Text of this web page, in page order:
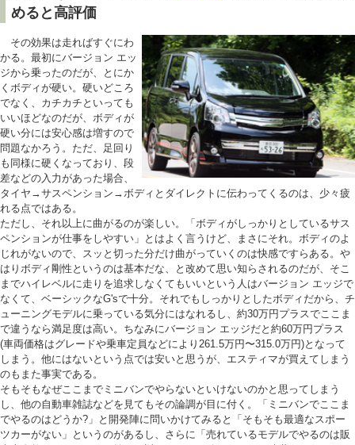
めると高評価
その効果は走ればすぐにわ
かる。最初にバージョン エッ
ジから乗ったのだが、とにか
くボディが硬い。硬いどころ
でなく、カチカチといっても
いいほどなのだが、ボディが
硬い分には安心感は増すので
問題なかろう。ただ、足回り
も同様に硬くなっており、段
差などの入力があった場合、
タイヤ→サスペンション→ボディとダイレクトに伝わってくるのは、少々疲
れる点ではある。
ただし、それ以上に曲がるのが楽しい。「ボディがしっかりとしているサス
ペンションが仕事をしやすい」とはよく言うけど、まさにそれ。ボディのよ
じれがないので、スッと切った分だけ曲がっていくのは快感ですらある。や
はりボディ剛性というのは基本だな、と改めて思い知らされるのだが、そこ
までハイレベルに走りを追求しなくてもいいという人はバージョン エッジで
なくて、ベーシックなG'sで十分。それでもしっかりとしたボディだから、チ
ューニングモデルに乗っている気分にはなれるし、約30万円プラスでここま
で違うなら満足度は高い。ちなみにバージョン エッジだと約60万円プラス
(車両価格はグレードや乗車定員などにより261.5万円〜315.0万円)となって
しまう。他にはないという点では安いと思うが、エスティマが買えてしまう
のもまた事実である。
そもそもなぜここまでミニバンでやらないといけないのかと思ってしまう
し、他の自動車雑誌などを見てもその論調が目に付く。「ミニバンでここま
でやるのはどうか?」と開発陣に問いかけてみると「そもそも最適なスポー
ツカーがない」というのがあるし、さらに「売れているモデルでやるのは販